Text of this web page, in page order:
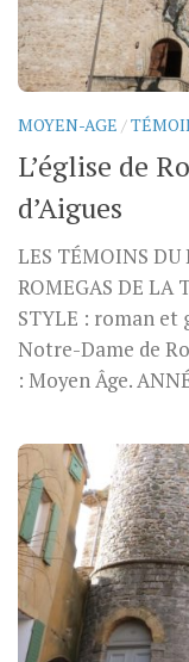
MOYEN-AGE /
L’église de
d’Aigues
LES TÉMOINS DU
ROMEGAS DE LA
STYLE : roman et
Notre-Dame de
: Moyen Âge.